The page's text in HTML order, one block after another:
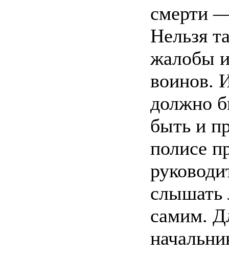
смерти —
Нельзя
жалобы
воинов.
должно
быть и
полисе
слышать
самим.